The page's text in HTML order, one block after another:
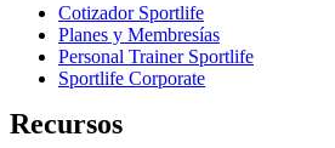
Cotizador Sportlife
Planes y Membresías
Personal Trainer Sportlife
Sportlife Corporate
Recursos